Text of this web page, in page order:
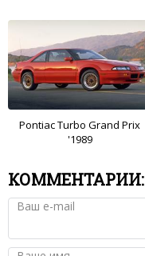
Pontiac Turbo Grand Prix
'1989
КОММЕНТАРИИ:
Ваш e-mail